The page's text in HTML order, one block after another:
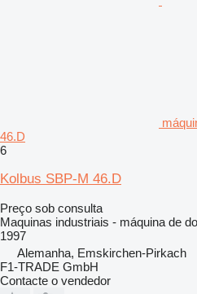
46.D
6
Kolbus SBP-M 46.D
Preço sob consulta
Maquinas industriais - máquina de
1997
Alemanha, Emskirchen-Pirkach
F1-TRADE GmbH
Contacte o vendedor